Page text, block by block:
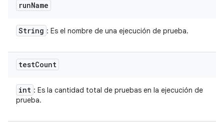
runName
String : Es el nombre de una ejecución de prueba.
testCount
int : Es la cantidad total de pruebas en la ejecución de
prueba.